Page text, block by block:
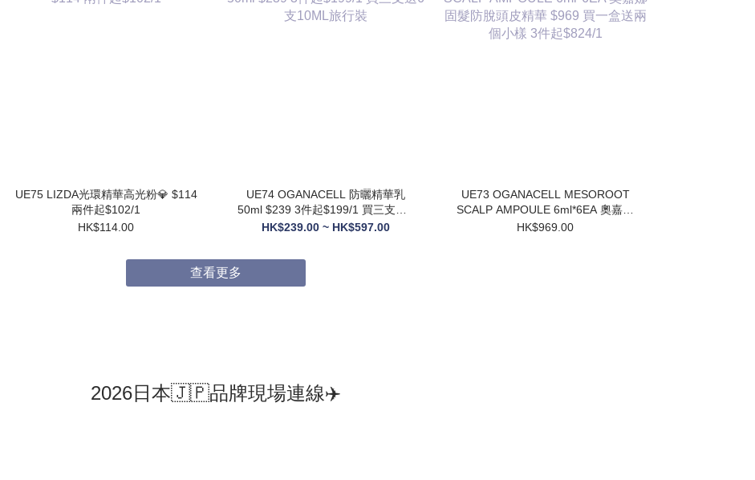
UE75 LIZDA光環精華高光粉💎 $114
兩件起$102/1
HK$114.00
UE74 OGANACELL 防曬精華乳
50ml $239 3件起$199/1 買三支送6
支10ML旅行裝
HK$239.00 ~ HK$597.00
UE73 OGANACELL MESOROOT
SCALP AMPOULE 6ml*6EA 奧嘉娜
固髮防脫頭皮精華 $969 買一盒送兩
HK$969.00
查看更多
2026日本🇯🇵品牌現場連線✈️